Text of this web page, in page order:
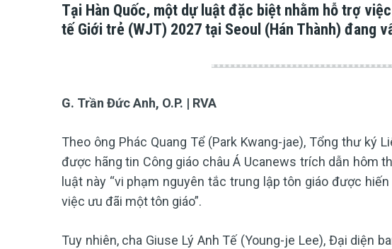
Tại Hàn Quốc, một dự luật đặc biệt nhằm hỗ trợ
tế Giới trẻ (WJT) 2027 tại Seoul (Hán Thành) đang
G. Trần Đức Anh, O.P. | RVA
Theo ông Phác Quang Tể (Park Kwang-jae), Tổng thư ký
được hãng tin Công giáo châu Á Ucanews trích dẫn hôm
luật này “vi phạm nguyên tắc trung lập tôn giáo được
việc ưu đãi một tôn giáo”.
Tuy nhiên, cha Giuse Lý Anh Tế (Young-je Lee), Đại diện